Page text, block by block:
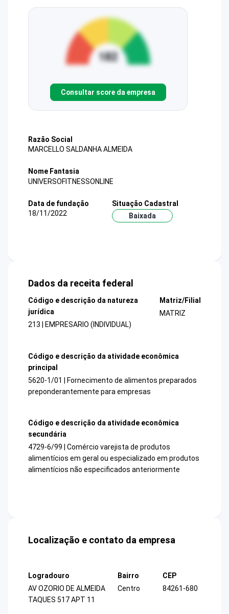
Consultar score da empresa
Razão Social
MARCELLO SALDANHA ALMEIDA
Nome Fantasia
UNIVERSOFITNESSONLINE
Data de fundação
18/11/2022
Situação Cadastral
Baixada
Dados da receita federal
Código e descrição da natureza
jurídica
213 | EMPRESARIO (INDIVIDUAL)
Matriz/Filial
MATRIZ
Código e descrição da atividade econômica
principal
5620-1/01 | Fornecimento de alimentos preparados
preponderantemente para empresas
Código e descrição da atividade econômica
secundária
4729-6/99 | Comércio varejista de produtos
alimentícios em geral ou especializado em produtos
alimentícios não especificados anteriormente
Localização e contato da empresa
Logradouro
AV OZORIO DE ALMEIDA
TAQUES 517 APT 11
Bairro
Centro
CEP
84261-680